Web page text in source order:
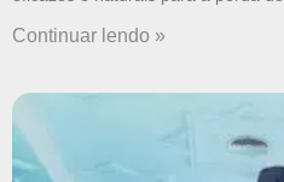
Continuar lendo »